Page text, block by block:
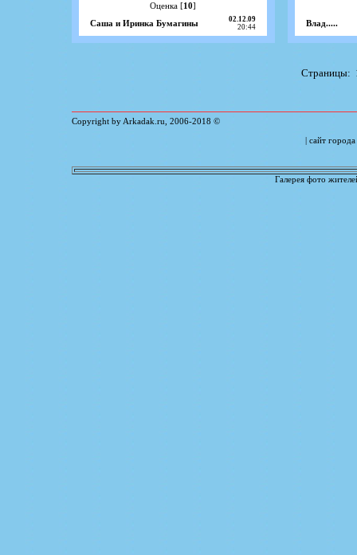
Оценка [10]
Саша и Иринка Бумагины
02.12.09
20:44
Влад.....
Страницы:
Copyright by Arkadak.ru, 2006-2018 ©
| сайт города
Галерея фото